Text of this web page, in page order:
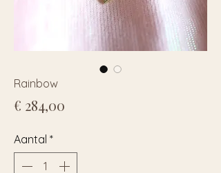
Rainbow
€ 284,00
Aantal *